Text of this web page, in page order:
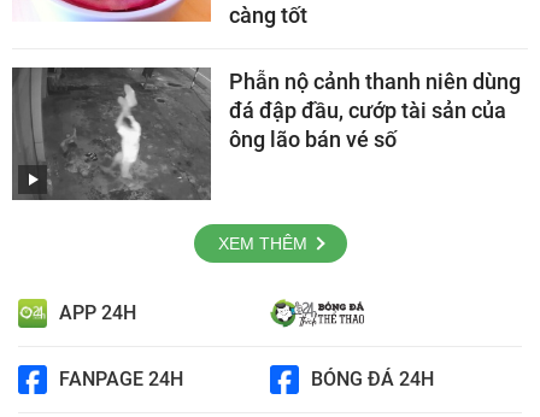
càng tốt
Phẫn nộ cảnh thanh niên dùng
đá đập đầu, cướp tài sản của
ông lão bán vé số
XEM THÊM
APP 24H
FANPAGE 24H BÓNG ĐÁ 24H